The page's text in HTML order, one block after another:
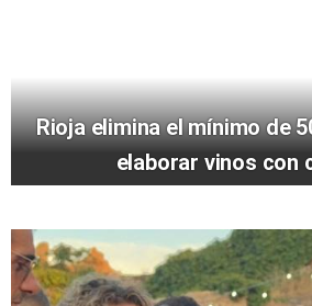
Rioja elimina el mínimo de
elaborar vinos con